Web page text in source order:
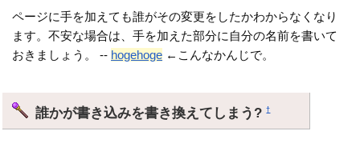
ページに手を加えても誰がその変更をしたかわからなくなり
ます。不安な場合は、手を加えた部分に自分の名前を書いて
おきましょう。 -- hogehoge ←こんなかんじで。
誰かが書き込みを書き換えてしまう?†